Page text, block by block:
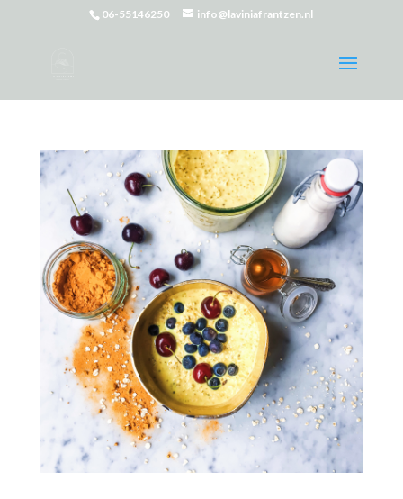
06-55146250 info@laviniafrantzen.nl